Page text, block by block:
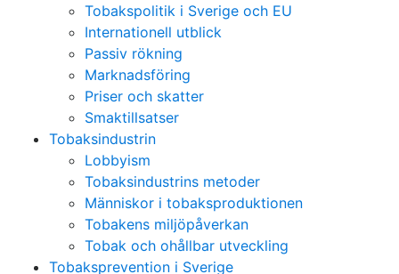
Tobakspolitik i Sverige och EU
Internationell utblick
Passiv rökning
Marknadsföring
Priser och skatter
Smaktillsatser
Tobaksindustrin
Lobbyism
Tobaksindustrins metoder
Människor i tobaksproduktionen
Tobakens miljöpåverkan
Tobak och ohållbar utveckling
Tobaksprevention i Sverige